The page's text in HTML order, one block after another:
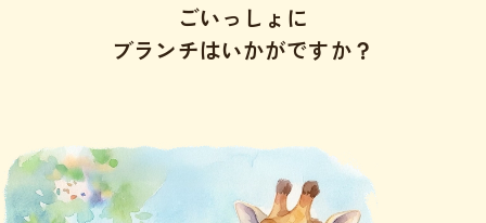
ごいっしょに
ブランチはいかがですか？